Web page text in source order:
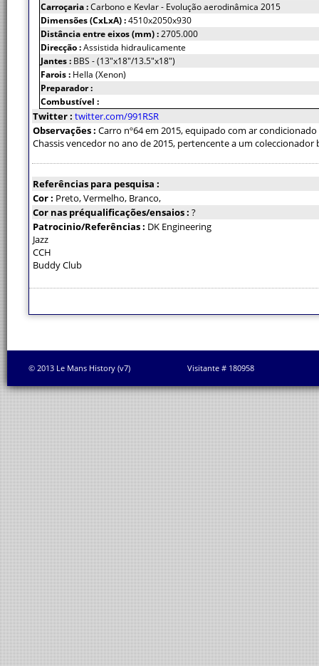
Carroçaria :Carbono e Kevlar - Evolução aerodinâmica 2015
Dimensões (CxLxA) :4510x2050x930
Distância entre eixos (mm) :2705.000
Direcção :Assistida hidraulicamente
Jantes : BBS - (13"x18"/13.5"x18")
Farois : Hella (Xenon)
Preparador :
Combustível :
Twitter : twitter.com/991RSR
Observações : Carro nº64 em 2015, equipado com ar condicionado
Chassis vencedor no ano de 2015, pertencente a um coleccionador
Referências para pesquisa :
Cor : Preto, Vermelho, Branco,
Cor nas préqualificações/ensaios : ?
Patrocinio/Referências : DK Engineering
Jazz
CCH
Buddy Club
© 2013 Le Mans History (v7) Visitante # 180958